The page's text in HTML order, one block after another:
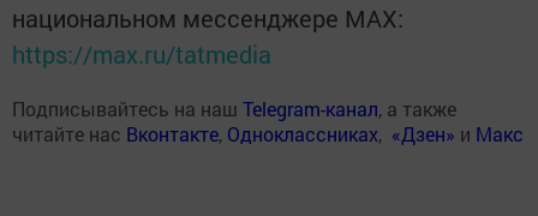
национальном мессенджере MАХ:
https://max.ru/tatmedia
Подписывайтесь на наш Telegram-канал, а также
читайте нас Вконтакте, Одноклассниках, «Дзен» и Макс